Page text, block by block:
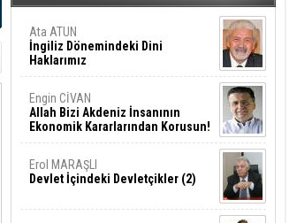
Ata ATUN
İngiliz Dönemindeki Dini
Haklarımız
Engin CİVAN
Allah Bizi Akdeniz İnsanının
Ekonomik Kararlarından Korusun!
Erol MARAŞLI
Devlet İçindeki Devletçikler (2)